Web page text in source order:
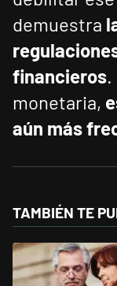
demuestra
financieros
monetaria,
aún más
TAMBIÉN TE